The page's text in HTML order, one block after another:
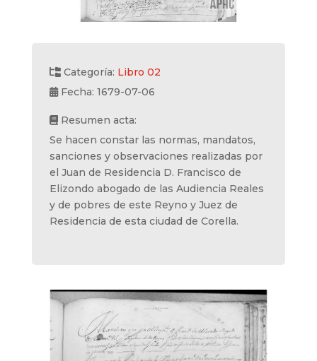
Categoría: Libro 02
Fecha: 1679-07-06
Resumen acta:
Se hacen constar las normas, mandatos,
sanciones y observaciones realizadas por
el Juan de Residencia D. Francisco de
Elizondo abogado de las Audiencia Reales
y de pobres de este Reyno y Juez de
Residencia de esta ciudad de Corella.